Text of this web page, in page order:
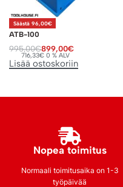
Säästä 96,00€
ATB-100
995,00€899,00€
716,33€ 0 % ALV
Lisää ostoskoriin
Nopea toimitus
Normaali toimitusaika on 1-3
työpäivää